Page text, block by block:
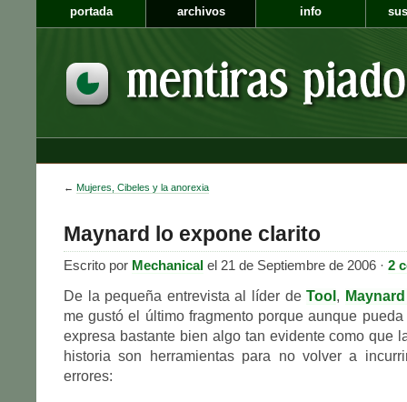
portada archivos info
← Mujeres, Cibeles y la anorexia
Maynard lo expone clarito
Escrito por Mechanical el 21 de Septiembre de 2006 · 2
De la pequeña entrevista al líder deTool ,
me gustó el último fragmento porque aunque
expresa bastante bien algo tan evidente como que
historia son herramientas para no volver a
errores: